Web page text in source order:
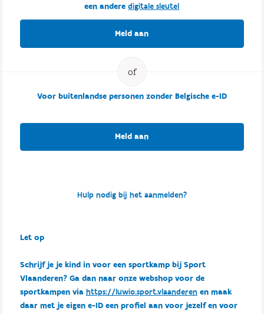
een anderedigitale sleutel
Meld aan
Voor buitenlandse personen zonder Belgische e-ID
Meld aan
Hulp nodig bij het aanmelden?
Let op
Schrijf je je kind in voor een sportkamp bij Sport
Vlaanderen? Ga dan naar onze webshop voor de
sportkampen via https://luwio.sport.vlaanderenen maak
daar met je eigen e-ID een profiel aan voor jezelf en voor